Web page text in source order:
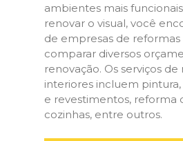
ambientes mais
renovar o visual, você
de empresas de
comparar diversos
renovação. Os serviços
interiores incluem
e revestimentos, reforma
cozinhas, entre outros.